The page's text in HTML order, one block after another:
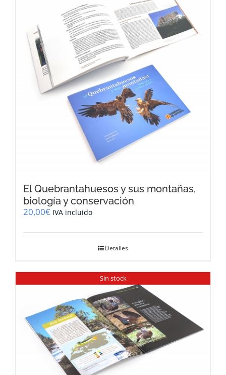
El Quebrantahuesos y sus montañas,
biología y conservación
20,00€ IVA incluido
Detalles
Sin stock